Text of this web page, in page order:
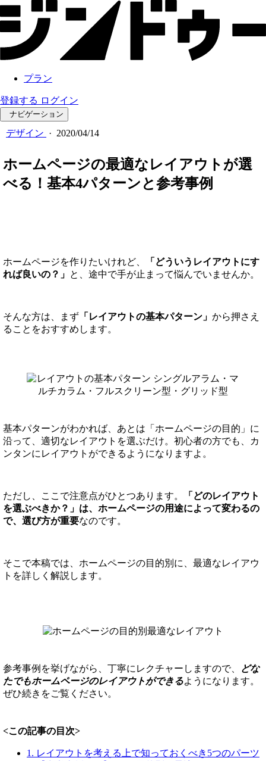
プラン
登録する ログイン
ナビゲーション
デザイン · 2020/04/14
ホームページの最適なレイアウトが選
べる！基本4パターンと参考事例
ホームページを作りたいけれど、
「どういうレイアウトにす
れば良いの？」 と、途中で手が止まって悩んでいませんか。
そんな方は、まず 「レイアウトの基本パターン」 から押さえ
ることをおすすめします。
基本パターンがわかれば、あとは「ホームページの目的」に
沿って、適切なレイアウトを選ぶだけ。初心者の方でも、カ
ンタンにレイアウトができるようになりますよ。
ただし、ここで注意点がひとつあります。
「どのレイアウト
を選ぶべきか？」は、ホームページの用途によって変わるの
で、選び方が重要なのです。
そこで本稿では、ホームページの目的別に、最適なレイアウ
トを詳しく解説します。
参考事例を挙げながら、丁寧にレクチャーしますので、
どな
たでもホームページのレイアウトができるようになります。
ぜひ続きをご覧ください。
<この記事の目次>
1. レイアウトを考える上で知っておくべき5つのパーツ